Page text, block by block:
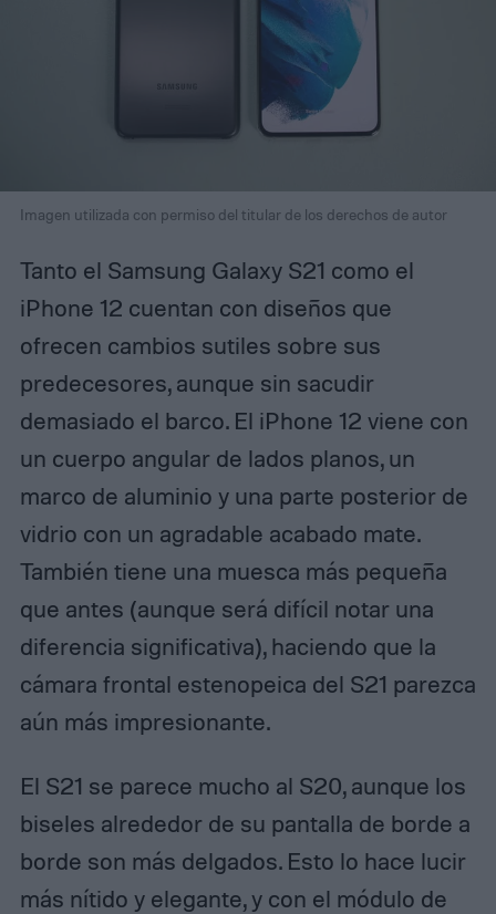
Imagen utilizada con permiso del titular de los derechos de autor
Tanto el Samsung Galaxy S21 como el
iPhone 12 cuentan con diseños que
ofrecen cambios sutiles sobre sus
predecesores, aunque sin sacudir
demasiado el barco. El iPhone 12 viene con
un cuerpo angular de lados planos, un
marco de aluminio y una parte posterior de
vidrio con un agradable acabado mate.
También tiene una muesca más pequeña
que antes (aunque será difícil notar una
diferencia significativa), haciendo que la
cámara frontal estenopeica del S21 parezca
aún más impresionante.
El S21 se parece mucho al S20, aunque los
biseles alrededor de su pantalla de borde a
borde son más delgados. Esto lo hace lucir
más nítido y elegante, y con el módulo de